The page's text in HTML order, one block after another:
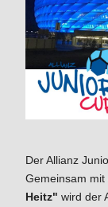
Der Allianz
Gemeinsam mit
Heitz" wird der